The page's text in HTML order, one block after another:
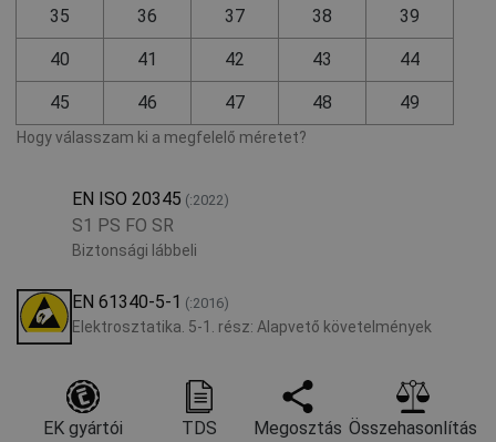
35
36 37 38 39
40 41 42 43 44
45 46 47 48 49
Hogy válasszam ki a megfelelő méretet?
EN ISO 20345 (:2022)
S1 PS FO SR
Biztonsági lábbeli
EN 61340-5-1 (:2016)
Elektrosztatika. 5-1. rész: Alapvető követelmények
EK gyártói
TDS Megosztás Összehasonlítás